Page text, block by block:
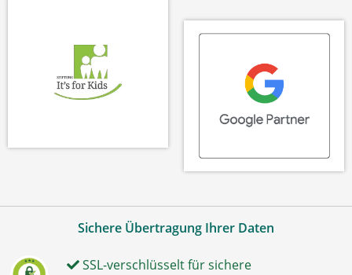
Sichere Übertragung Ihrer Daten
SSL-verschlüsselt für sichere